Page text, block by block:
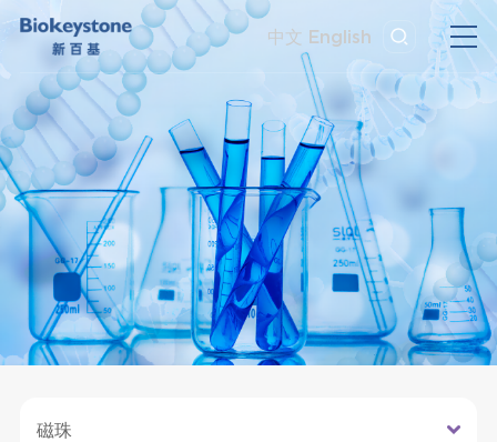
中文 English
磁珠